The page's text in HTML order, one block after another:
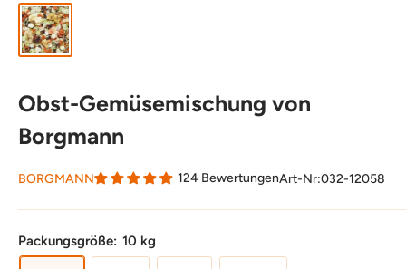
Obst-Gemüsemischung von
Borgmann
BORGMANN 124 BewertungenArt-Nr:032-12058
Packungsgröße: 10 kg